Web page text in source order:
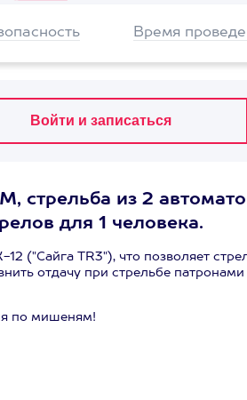
Время
стрельба из 2
для 1 человека.
("Сайга TR3"), что позволяет
отдачу при стрельбе патронами
по мишеням!